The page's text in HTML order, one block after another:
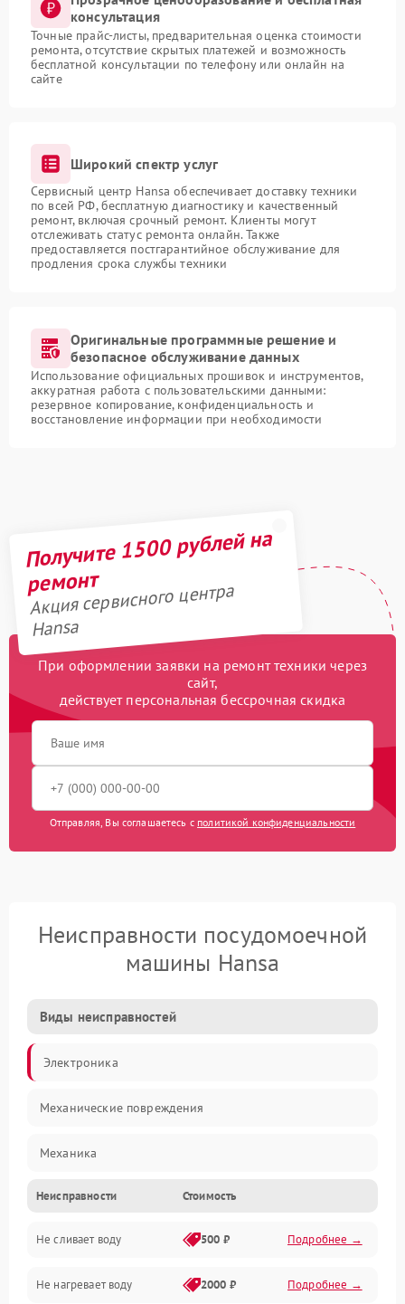
консультация
Точные прайс-листы, предварительная оценка стоимости
ремонта, отсутствие скрытых платежей и возможность
бесплатной консультации по телефону или онлайн на
сайте
Широкий спектр услуг
Сервисный центр Hansa обеспечивает доставку техники
по всей РФ, бесплатную диагностику и качественный
ремонт, включая срочный ремонт. Клиенты могут
отслеживать статус ремонта онлайн. Также
предоставляется постгарантийное обслуживание для
продления срока службы техники
Оригинальные программные решение и
безопасное обслуживание данных
Использование официальных прошивок и инструментов,
аккуратная работа с пользовательскими данными:
резервное копирование, конфиденциальность и
восстановление информации при необходимости
Получите 1500 рублей на
ремонт
Акция сервисного центра
Hansa
При оформлении заявки на ремонт техники через
сайт,
действует персональная бессрочная скидка
Отправляя, Вы соглашаетесь с политикой конфиденциальности
Неисправности посудомоечной
машины Hansa
Виды неисправностей
Электроника
Механические повреждения
Механика
Управление
Электропитание
Датчики
Неисправности Стоимость
Не сливает воду 500 ₽ Подробнее →
Не нагревает воду 2000 ₽ Подробнее →